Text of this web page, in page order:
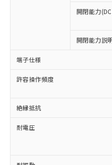
開閉能力
開閉能力説
端子仕様
許容操作頻度
絶縁抵抗
耐電圧
ことをご了承
在庫状況およ
記載している
タに基づき作
覧された時点
準価格とは異
正式な納期状
様のお取引先
ムロン制御機
オムロン制御
販売ネ
在庫状況およ
いたものが、含有品
むを得ず変更するこ
*EU RoHS指令（10物質）：
鉛(Pb) 1000ppm以下、 水
六価クロム(Cr(Ⅵ))
類(PBB) 1000ppm以下、
(PBDE) 1000ppm以下、フ
ル) (DEHP)(別名：DOP)
ルベンジル（BBP）
（DBP） 1000ppm以下
(DIBP) 1000ppm以下
但し、RoHS指令で産業用
フタル酸エステル類の４
図的な使用がないことを確
基準値を超えている
「－」：未確認です
ム) : 100ppm、
Cr(Ⅵ)(六価クロム) :
ニル類) : 1000ppm、
ル類) : 1000ppm、
DBP(フタル酸ジブチル) :
イソブチル) : 1000ppm、
ル) : 1000ppm、
DEHP(フタル酸ビス(2-エ
当社は、これ
為替および外
（以下｢規制貨
または国外へ
国政府の輸出
可)を取得する
当社は規制貨
全に破砕する
いよう必要な
当社は貴社製
ル、化学兵器
武器並びにこ
当社は、貴社
説明
○ 一定数以
一定数に
在庫なし(
いては、
たはお客
機器販売